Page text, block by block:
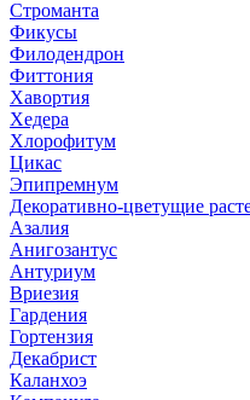
Строманта
Фикусы
Филодендрон
Фиттония
Хавортия
Хедера
Хлорофитум
Цикас
Эпипремнум
Декоративно-цветущие
Азалия
Анигозантус
Антуриум
Вриезия
Гардения
Гортензия
Декабрист
Каланхоэ